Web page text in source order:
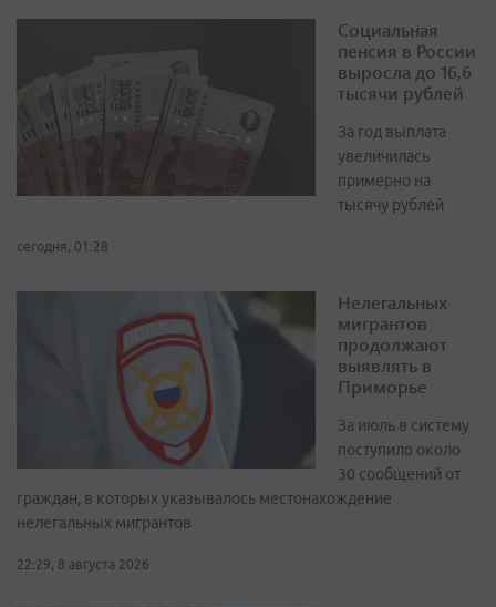
Социальная
пенсия в России
выросла до 16,6
тысячи рублей
За год выплата
увеличилась
примерно на
тысячу рублей
сегодня, 01:28
Нелегальных
мигрантов
продолжают
выявлять в
Приморье
За июль в систему
поступило около
30 сообщений от
граждан, в которых указывалось местонахождение
нелегальных мигрантов
22:29, 8 августа 2026